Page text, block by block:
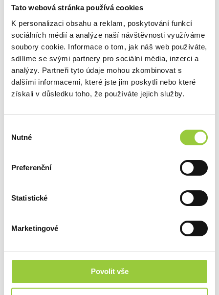
Tato webová stránka používá cookies
K personalizaci obsahu a reklam, poskytování funkcí
sociálních médií a analýze naší návštěvnosti využíváme
soubory cookie. Informace o tom, jak náš web používáte,
sdílíme se svými partnery pro sociální média, inzerci a
analýzy. Partneři tyto údaje mohou zkombinovat s
dalšími informacemi, které jste jim poskytli nebo které
získali v důsledku toho, že používáte jejich služby.
souhlasu
Nutné
Preferenční
Statistické
Marketingové
Povolit vše